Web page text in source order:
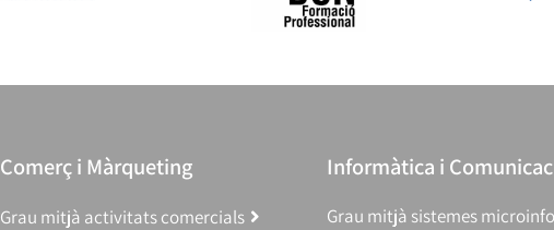
Comerç i Màrqueting
Grau mitjà activitats comercials
Informàtica i
Grau mitjà sistemes